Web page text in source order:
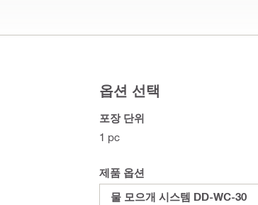
옵션 선택
포장 단위
1 pc
제품 옵션
물 모으개 시스템 DD-WC-30